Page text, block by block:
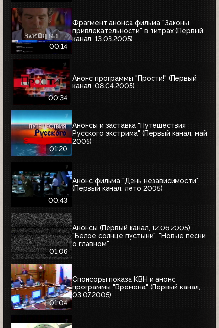
00:14
Фрагмент анонса фильма "Законы
привлекательности" в титрах (Первый
канал, 13.03.2005)
00:34
Анонс программы "Прости!" (Первый
канал, 08.04.2005)
01:20
Анонсы и заставка "Путешествия
Русского экстрима" (Первый канал, май
2005)
00:43
Анонс фильма "День независимости"
(Первый канал, лето 2005)
01:06
Анонсы (Первый канал, 12.06.2005)
"Белое солнце пустыни", "Новые песни
о главном"
01:04
Спонсоры показа КВН и анонс
программы "Времена" (Первый канал,
03.07.2005)